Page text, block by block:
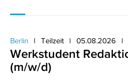
Berlin Teilzeit 05.08.2026
Werkstudent
(m/w/d)